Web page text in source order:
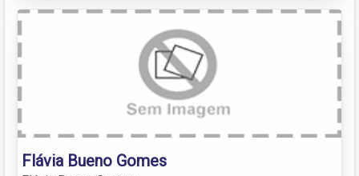
Flávia Bueno Gomes